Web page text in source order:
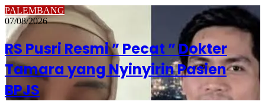
PALEMBANG
07/08/2026
RS Pusri Resmi ” Pecat ” Dokter
Tamara yang Nyinyirin Pasien
BPJS